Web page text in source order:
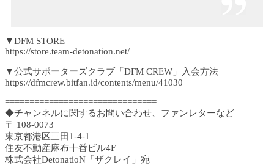
▼DFM STORE
https://store.team-detonation.net/
▼公式サポーターズクラブ「DFM CREW」入会方法
https://dfmcrew.bitfan.id/contents/menu/41030
===============================
◆チャンネルに関するお問い合わせ、ファンレターなど
〒 108-0073
東京都港区三田1-4-1
住友不動産麻布十番ビル4F
株式会社DetonatioN「ザクレイ」宛